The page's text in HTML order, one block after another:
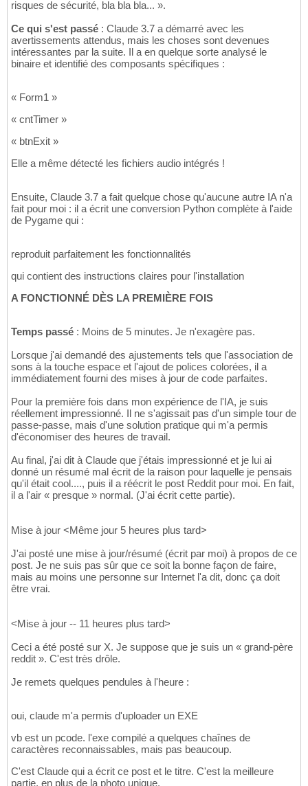
risques de sécurité, bla bla bla... ».
Ce qui s'est passé : Claude 3.7 a démarré avec les
avertissements attendus, mais les choses sont devenues
intéressantes par la suite. Il a en quelque sorte analysé le
binaire et identifié des composants spécifiques :
« Form1 »
« cntTimer »
« btnExit »
Elle a même détecté les fichiers audio intégrés !
Ensuite, Claude 3.7 a fait quelque chose qu'aucune autre IA n'a
fait pour moi : il a écrit une conversion Python complète à l'aide
de Pygame qui :
reproduit parfaitement les fonctionnalités
qui contient des instructions claires pour l'installation
A FONCTIONNÉ DÈS LA PREMIÈRE FOIS
Temps passé : Moins de 5 minutes. Je n'exagère pas.
Lorsque j'ai demandé des ajustements tels que l'association de
sons à la touche espace et l'ajout de polices colorées, il a
immédiatement fourni des mises à jour de code parfaites.
Pour la première fois dans mon expérience de l'IA, je suis
réellement impressionné. Il ne s'agissait pas d'un simple tour de
passe-passe, mais d'une solution pratique qui m'a permis
d'économiser des heures de travail.
Au final, j'ai dit à Claude que j'étais impressionné et je lui ai
donné un résumé mal écrit de la raison pour laquelle je pensais
qu'il était cool...., puis il a réécrit le post Reddit pour moi. En fait,
il a l'air « presque » normal. (J'ai écrit cette partie).
Mise à jour <Même jour 5 heures plus tard>
J'ai posté une mise à jour/résumé (écrit par moi) à propos de ce
post. Je ne suis pas sûr que ce soit la bonne façon de faire,
mais au moins une personne sur Internet l'a dit, donc ça doit
être vrai.
<Mise à jour -- 11 heures plus tard>
Ceci a été posté sur X. Je suppose que je suis un « grand-père
reddit ». C'est très drôle.
Je remets quelques pendules à l'heure :
oui, claude m'a permis d'uploader un EXE
vb est un pcode. l'exe compilé a quelques chaînes de
caractères reconnaissables, mais pas beaucoup.
C'est Claude qui a écrit ce post et le titre. C'est la meilleure
partie, en plus de la photo unique.